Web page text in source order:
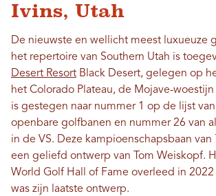
Ivins, Utah
De nieuwste en wellicht meest luxueuze
het repertoire van Southern Utah is
Desert Resort Black Desert, gelegen op
het Colorado Plateau, de Mojave-woestijn
is gestegen naar nummer 1 op de lijst
openbare golfbanen en nummer 26 van
in de VS. Deze kampioenschapsbaan van
een geliefd ontwerp van Tom Weiskopf.
World Golf Hall of Fame overleed in 2022
was zijn laatste ontwerp.